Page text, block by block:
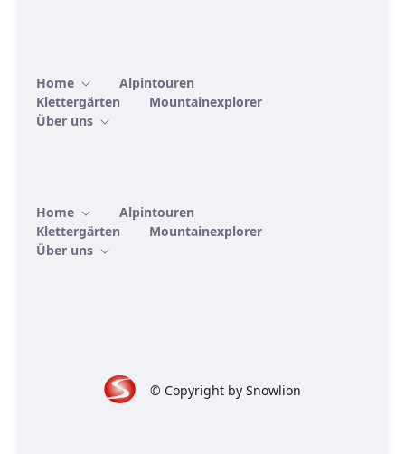
Home
Alpintouren
Klettergärten
Mountainexplorer
Über uns
Home
Alpintouren
Klettergärten
Mountainexplorer
Über uns
© Copyright by Snowlion